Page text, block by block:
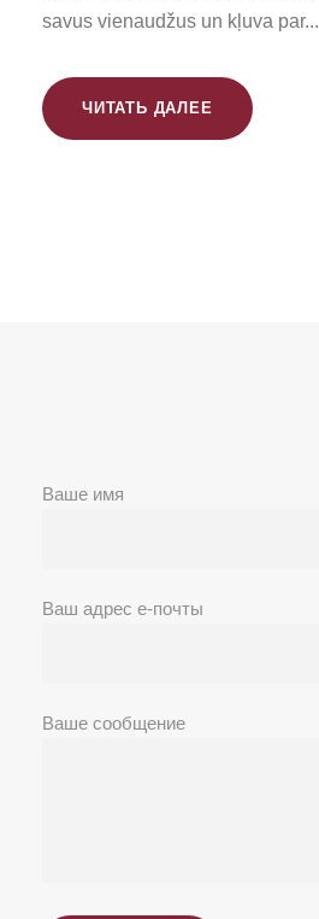
savus vienaudžus un kļuva par...
ЧИТАТЬ ДАЛЕЕ
Ваше имя
Ваш адрес е-почты
Ваше сообщение